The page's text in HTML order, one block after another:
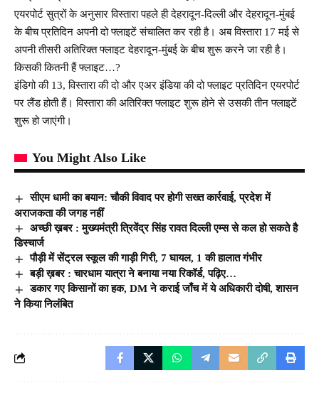
एयरपोर्ट सुत्रों के अनुसार विस्तारा पहले ही देहरादून-दिल्ली और देहरादून-मुंबई
के बीच प्रतिदिन अपनी दो फ्लाइटें संचालित कर रही है। अब विस्तारा 17 मई से
अपनी तीसरी अतिरिक्त फ्लाइट देहरादून-मुंबई के बीच शुरू करने जा रही है।
किसकी कितनी हैं फ्लाइट…?
इंडिगो की 13, विस्तारा की दो और एअर इंडिया की दो फ्लाइट प्रतिदिन एयरपोर्ट
पर लैंड होती हैं। विस्तारा की अतिरिक्त फ्लाइट शुरू होने से उसकी तीन फ्लाइटें
शुरू हो जाएंगी।
You Might Also Like
सीएम धामी का बयान: चौकी विवाद पर होगी सख्त कार्रवाई, प्रदेश में
अराजकता की जगह नहीं
अच्छी ख़बर : मुख्यमंत्री त्रिवेंद्र सिंह रावत दिल्ली एम्स से कल हो सकते है
डिस्चार्ज
पौड़ी में सेंट्रल स्कूल की गाड़ी गिरी, 7 घायल, 1 की हालात गंभीर
बड़ी ख़बर : चारधाम यात्रा ने बनाया नया रिकॉर्ड, पढ़िए…
डकार गए किसानों का हक, DM ने कराई जाँच में ये अधिकारी दोषी, शासन
ने किया निलंबित